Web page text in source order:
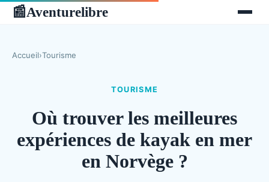
📰Aventurelibre
Accueil›Tourisme
TOURISME
Où trouver les meilleures
expériences de kayak en mer
en Norvège ?